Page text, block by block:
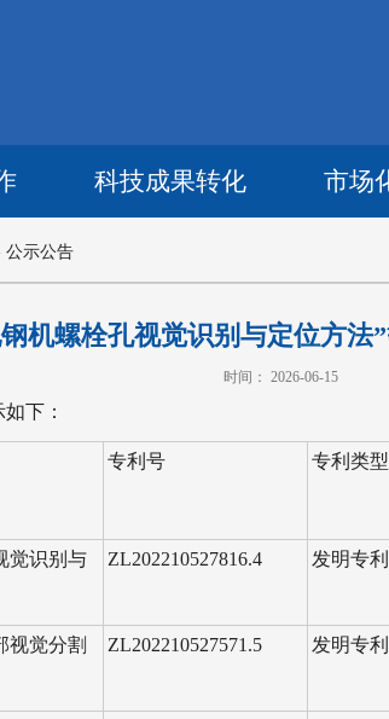
科技成果转化 市场
公示公告
机螺栓孔视觉识别与定位方法
时间： 2026-06-15
下：
专利号 专利类型
觉识别与
ZL202210527816.4 发明专利
视觉分割
ZL202210527571.5 发明专利